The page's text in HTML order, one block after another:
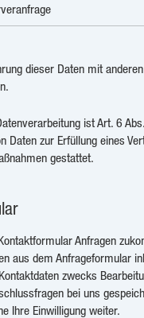
dieser Daten mit
ist Art. 6
Daten zur Erfüllung eines
gestattet.
Anfragen
aus dem Anfrageformular
zwecks
bei uns
Ihre Einwilligung weiter.